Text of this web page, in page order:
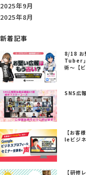
2025年9月
2025年8月
新着記事
8/18 お
Tuber
術～【
SNS広
【お客
leビジ
【研修